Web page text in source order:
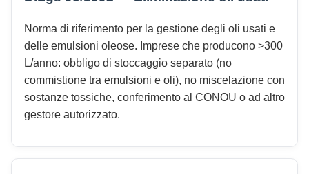
Norma di riferimento per la gestione degli oli usati e
delle emulsioni oleose. Imprese che producono >300
L/anno: obbligo di stoccaggio separato (no
commistione tra emulsioni e oli), no miscelazione con
sostanze tossiche, conferimento al CONOU o ad altro
gestore autorizzato.